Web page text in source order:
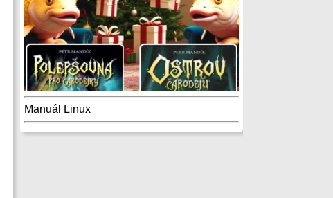
Manuál Linux